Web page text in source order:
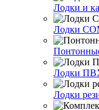
Лодки и
Лодки
Лодки
Лодки